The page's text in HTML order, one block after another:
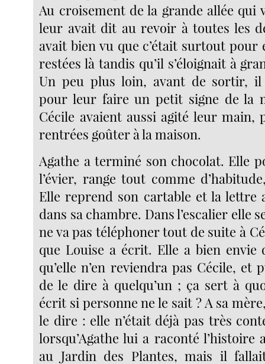
Au croisement de la grande allée qui
leur avait dit au revoir à toutes les
avait bien vu que c’était surtout pour
restées là tandis qu’il s’éloignait à
Un peu plus loin, avant de sortir, il
pour leur faire un petit signe de la
Cécile avaient aussi agité leur main,
rentrées goûter à la maison.
Agathe a terminé son chocolat. Elle
l’évier, range tout comme
Elle reprend son cartable et la lettre
dans sa chambre. Dans l’escalier elle
ne va pas téléphoner tout de suite à
que Louise a écrit. Elle a bien envie
qu’elle n’en reviendra pas Cécile, et
de le dire à quelqu’un ; ça sert à
écrit si personne ne le sait ? A sa
le dire : elle n’était déjà pas très
lorsqu’Agathe lui a raconté l’histoire
au Jardin des Plantes, mais il